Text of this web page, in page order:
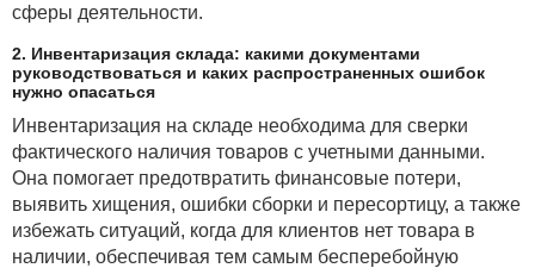
сферы деятельности.
2. Инвентаризация склада: какими документами
руководствоваться и каких распространенных ошибок
нужно опасаться
Инвентаризация на складе необходима для сверки
фактического наличия товаров с учетными данными.
Она помогает предотвратить финансовые потери,
выявить хищения, ошибки сборки и пересортицу, а также
избежать ситуаций, когда для клиентов нет товара в
наличии, обеспечивая тем самым бесперебойную